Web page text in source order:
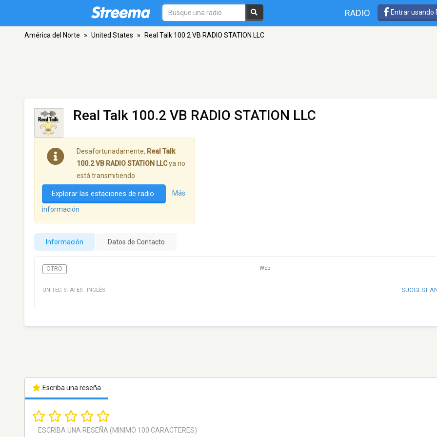
RADIO Entrar usando
América del Norte » United States » Real Talk 100.2 VB RADIO STATION LLC
Real Talk 100.2 VB RADIO STATION LLC
Desafortunadamente, Real Talk
100.2 VB RADIO STATION LLCya no
está transmitiendo
Explorar las estaciones de radio Más
información
Información Datos de Contacto
OTRO Web
UNITED STATES · INGLÉS SUGGEST
Escriba una reseña